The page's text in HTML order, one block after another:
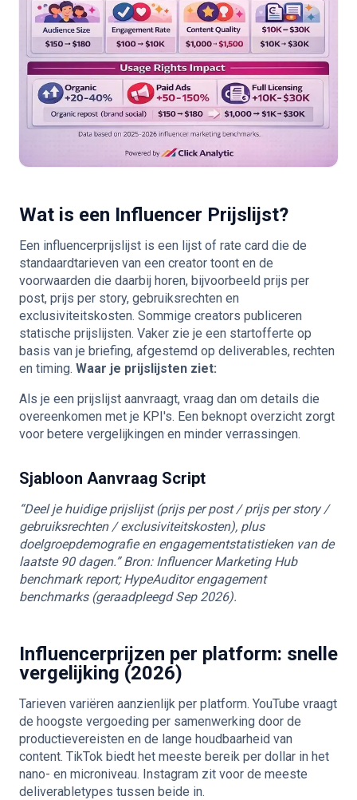
Wat is een Influencer Prijslijst?
Een influencerprijslijst is een lijst of rate card die de
standaardtarieven van een creator toont en de
voorwaarden die daarbij horen, bijvoorbeeld prijs per
post, prijs per story, gebruiksrechten en
exclusiviteitskosten. Sommige creators publiceren
statische prijslijsten. Vaker zie je een startofferte op
basis van je briefing, afgestemd op deliverables, rechten
en timing. Waar je prijslijsten ziet:
Als je een prijslijst aanvraagt, vraag dan om details die
overeenkomen met je KPI's. Een beknopt overzicht zorgt
voor betere vergelijkingen en minder verrassingen.
Sjabloon Aanvraag Script
“Deel je huidige prijslijst (prijs per post / prijs per story /
gebruiksrechten / exclusiviteitskosten), plus
doelgroepdemografie en engagementstatistieken van de
laatste 90 dagen.” Bron: Influencer Marketing Hub
benchmark report; HypeAuditor engagement
benchmarks (geraadpleegd Sep 2026).
Influencerprijzen per platform: snelle
vergelijking (2026)
Tarieven variëren aanzienlijk per platform. YouTube vraagt
de hoogste vergoeding per samenwerking door de
productievereisten en de lange houdbaarheid van
content. TikTok biedt het meeste bereik per dollar in het
nano- en microniveau. Instagram zit voor de meeste
deliverabletypes tussen beide in.